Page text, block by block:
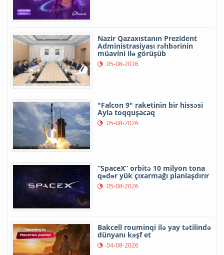
Nazir Qazaxıstanın Prezident
Administrasiyası rəhbərinin
müavini ilə görüşüb
05-08-2026
"Falcon 9" raketinin bir hissəsi
Ayla toqquşacaq
05-08-2026
“SpaceX” orbitə 10 milyon tona
qədər yük çıxarmağı planlaşdırır
05-08-2026
Bakcell rouminqi ilə yay tətilində
dünyanı kəşf et
04-08-2026